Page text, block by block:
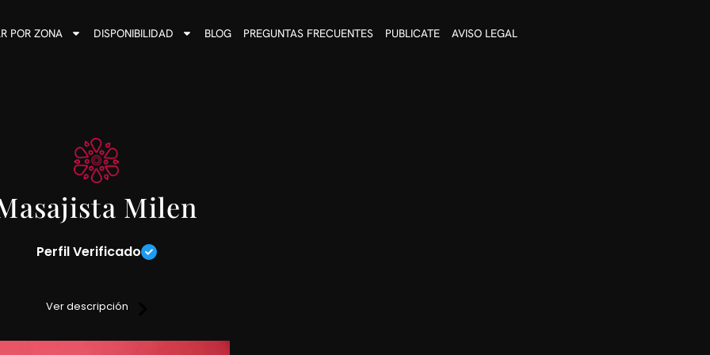
POR ZONA DISPONIBILIDAD BLOG PREGUNTAS FRECUENTES PUBLICATE AVISO LEGAL
Milen
Perfil Verificado
números desconocidos, no respondo SMS.
sólo con reserva anticipada.
Ver descripción